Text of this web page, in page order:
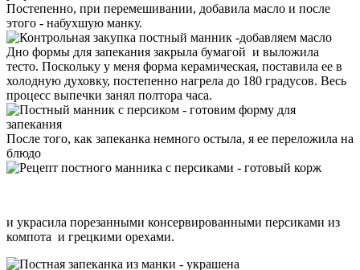
Постепенно, при перемешивании, добавила масло и после
этого - набухшую манку.
Дно формы для запекания закрыла бумагой и выложила
тесто. Поскольку у меня форма керамическая, поставила ее в
холодную духовку, постепенно нагрела до 180 градусов. Весь
процесс выпечки занял полтора часа.
После того, как запеканка немного остыла, я ее переложила на
блюдо
и украсила порезанными консервированными персиками из
компота и грецкими орехами.